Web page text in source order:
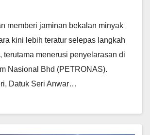
memberi jaminan bekalan minyak
kini lebih teratur selepas langkah
terutama menerusi penyelarasan di
Nasional Bhd (PETRONAS).
Datuk Seri Anwar…